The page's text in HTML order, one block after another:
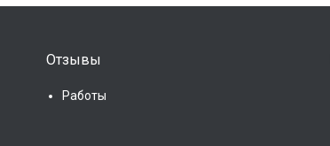
Отзывы
Работы